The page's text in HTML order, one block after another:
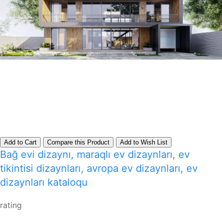
Add to Cart Compare this Product Add to Wish List
Bağ evi dizaynı, maraqlı ev dizaynları, ev
tikintisi dizaynları, avropa ev dizaynları, ev
dizaynları kataloqu
rating